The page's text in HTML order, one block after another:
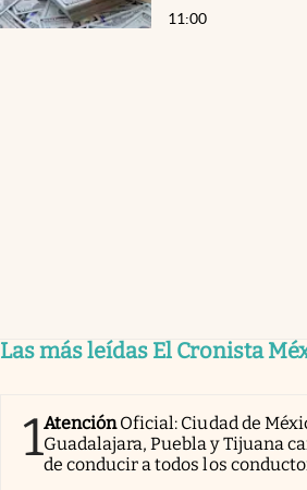
11:00
Las más leídas El Cronista
1AtenciónOficial: Ciudad de
Guadalajara, Puebla y Tijuana
de conducir a todos los